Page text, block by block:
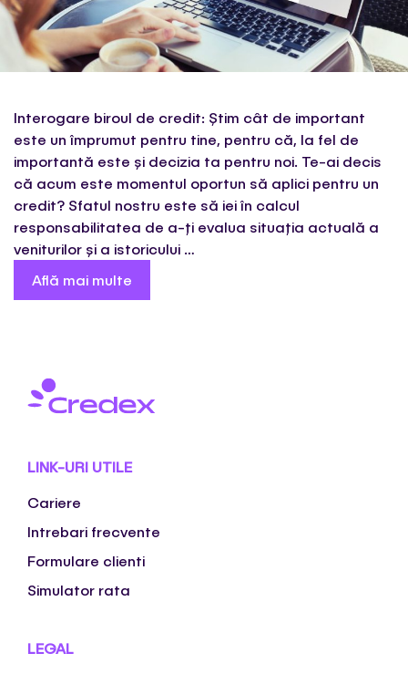
Interogare biroul de credit: Știm cât de important
este un împrumut pentru tine, pentru că, la fel de
importantă este și decizia ta pentru noi. Te-ai decis
că acum este momentul oportun să aplici pentru un
credit? Sfatul nostru este să iei în calcul
responsabilitatea de a-ți evalua situația actuală a
veniturilor și a istoricului …
Află mai multe
LINK-URI UTILE
Cariere
Intrebari frecvente
Formulare clienti
Simulator rata
LEGAL